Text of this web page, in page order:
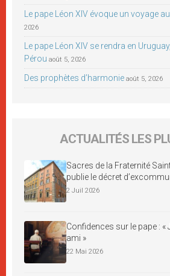
Le pape Léon XIV évoque un voyage
2026
Le pape Léon XIV se rendra en
Pérou août 5, 2026
Des prophètes d’harmonie août 5, 2026
ACTUALITÉS LES
Sacres de la Fraternité
publie le décret
2 Juil 2026
Confidences sur le pape : «
ami »
22 Mai 2026